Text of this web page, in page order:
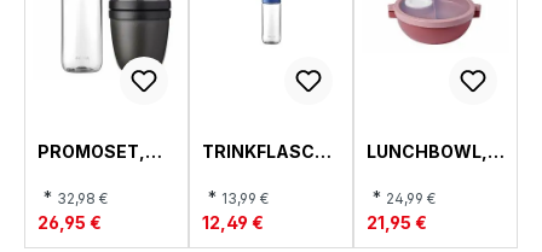
PROMOSET,
* 32,98 €
26,95 €
TRINKFLASCHE
* 13,99 €
12,49 €
LUNCHBOWL,
* 24,99 €
21,95 €